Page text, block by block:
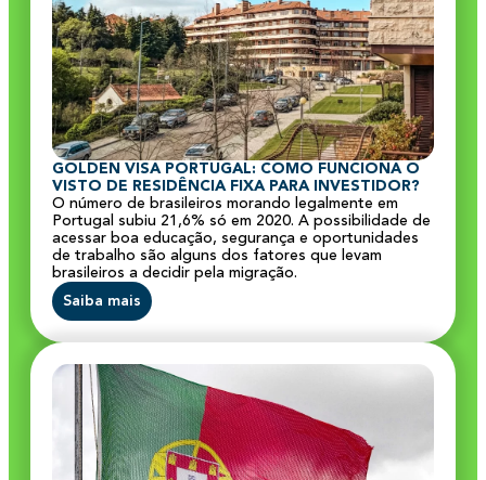
GOLDEN VISA PORTUGAL: COMO FUNCIONA O
VISTO DE RESIDÊNCIA FIXA PARA INVESTIDOR?
O número de brasileiros morando legalmente em
Portugal subiu 21,6% só em 2020. A possibilidade de
acessar boa educação, segurança e oportunidades
de trabalho são alguns dos fatores que levam
brasileiros a decidir pela migração.
Saiba mais